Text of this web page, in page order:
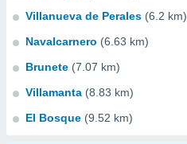
Villanueva de Perales (6.2 km)
Navalcarnero (6.63 km)
Brunete (7.07 km)
Villamanta (8.83 km)
El Bosque (9.52 km)